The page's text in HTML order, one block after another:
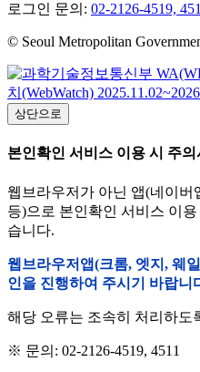
로그인 문의: 02-2126-4519,
© Seoul Metropolitan
상단으로
본인확인 서비스 이용 시 주의
웹브라우저가 아닌 앱(네이버
등)으로 본인확인 서비스 이
습니다.
웹브라우저앱(크롬, 엣지, 웨
인을 진행하여 주시기 바랍니
해당 오류는 조속히 처리하도
※ 문의: 02-2126-4519, 4511